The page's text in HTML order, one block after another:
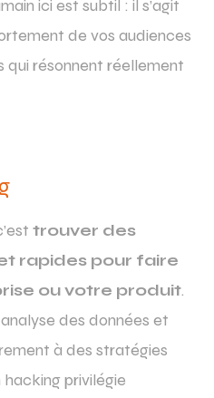
ici est subtil : il s’agit
de vos audiences
qui résonnent réellement
trouver des
rapides pour faire
ou votre produit.
des données et
à des stratégies
privilégie